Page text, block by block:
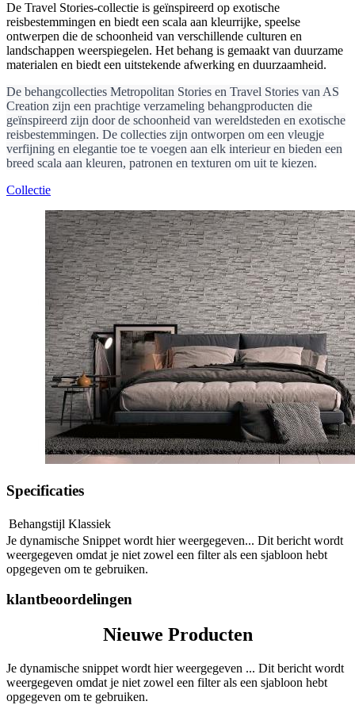
De Travel Stories-collectie is geïnspireerd op exotische
reisbestemmingen en biedt een scala aan kleurrijke, speelse
ontwerpen die de schoonheid van verschillende culturen en
landschappen weerspiegelen. Het behang is gemaakt van duurzame
materialen en biedt een uitstekende afwerking en duurzaamheid.
De behangcollecties Metropolitan Stories en Travel Stories van AS
Creation zijn een prachtige verzameling behangproducten die
geïnspireerd zijn door de schoonheid van wereldsteden en exotische
reisbestemmingen. De collecties zijn ontworpen om een vleugje
verfijning en elegantie toe te voegen aan elk interieur en bieden een
breed scala aan kleuren, patronen en texturen om uit te kiezen.
Collectie
Specificaties
Behangstijl Klassiek
Je dynamische Snippet wordt hier weergegeven... Dit bericht wordt
weergegeven omdat je niet zowel een filter als een sjabloon hebt
opgegeven om te gebruiken.
klantbeoordelingen
Nieuwe Producten
Je dynamische snippet wordt hier weergegeven ... Dit bericht wordt
weergegeven omdat je niet zowel een filter als een sjabloon hebt
opgegeven om te gebruiken.